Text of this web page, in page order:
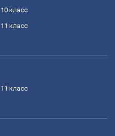
10 класс
11 класс
11 класс